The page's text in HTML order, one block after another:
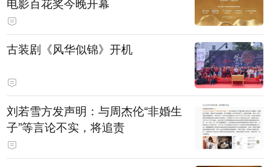
古装剧《风华似锦》开机
刘若雪方发声明：与周杰伦“非婚生
子”等言论不实，将追责